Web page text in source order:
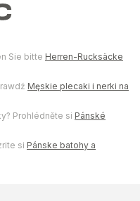
Sie bitte Herren-Rucksäcke
Męskie plecaki i nerki na
Prohlédněte si Pánské
si Pánske batohy a